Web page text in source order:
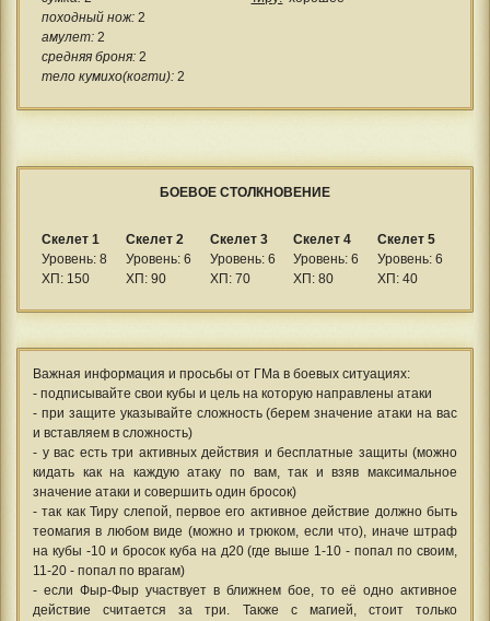
походный нож:2
амулет:2
средняя броня:2
тело кумихо(когти):2
БОЕВОЕ СТОЛКНОВЕНИЕ
Скелет 1
Уровень: 8
ХП: 150
Скелет 2
Уровень: 6
ХП: 90
Скелет 3
Уровень: 6
ХП: 70
Скелет 4
Уровень: 6
ХП: 80
Скелет 5
Уровень: 6
ХП: 40
Важная информация и просьбы от ГМа в боевых ситуациях:
- подписывайте свои кубы и цель на которую направлены атаки
- при защите указывайте сложность (берем значение атаки на вас
и вставляем в сложность)
- у вас есть три активных действия и бесплатные защиты (можно
кидать как на каждую атаку по вам, так и взяв максимальное
значение атаки и совершить один бросок)
- так как Тиру слепой, первое его активное действие должно быть
теомагия в любом виде (можно и трюком, если что), иначе штраф
на кубы -10 и бросок куба на д20 (где выше 1-10 - попал по своим,
11-20 - попал по врагам)
- если Фыр-Фыр участвует в ближнем бое, то её одно активное
действие считается за три. Также с магией, стоит только